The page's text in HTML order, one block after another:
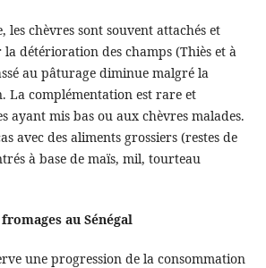
les chèvres sont souvent attachés et
détérioration des champs (Thiès et à
au pâturage diminue malgré la
La complémentation est rare et
ayant mis bas ou aux chèvres malades.
avec des aliments grossiers (restes de
à base de maïs, mil, tourteau
au Sénégal
une progression de la consommation